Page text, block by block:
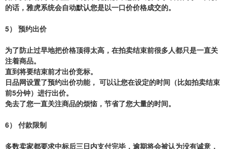
的话，雅虎系统会自动默认您是以一口价价格成交的。
5） 预约出价
为了防止过早地把价格顶得太高，在拍卖结束前很多人都只是一直关
注着商品。
直到将要结束前才出价竞标。
日品网设置了预约出价功能， 可以让您在设定的时间（比如拍卖结束
前5分钟）进行出价。
免去了您一直关注商品的烦恼，节省了您大量的时间。
6） 付款限制
多数卖家都要求中标后三日内支付完毕，逾期将会被认为没有诚意，